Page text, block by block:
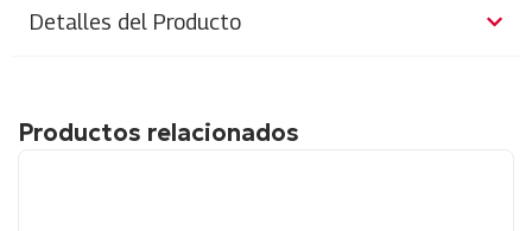
Detalles del Producto
Productos relacionados